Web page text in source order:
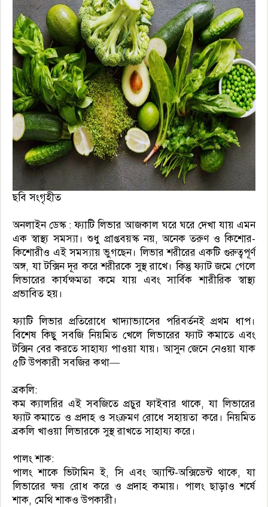
ছবি সংগৃহীত
অনলাইন ডেস্ক : ফ্যাটি লিভার আজকাল ঘরে ঘরে দেখা যায় এমন
এক স্বাস্থ্য সমস্যা। শুধু প্রাপ্তবয়স্ক নয়, অনেক তরুণ ও কিশোর-
কিশোরীও এই সমস্যায় ভুগছেন। লিভার শরীরের একটি গুরুত্বপূর্ণ
অঙ্গ, যা টক্সিন দূর করে শরীরকে সুস্থ রাখে। কিন্তু ফ্যাট জমে গেলে
লিভারের কার্যক্ষমতা কমে যায় এবং সার্বিক শারীরিক স্বাস্থ্য
প্রভাবিত হয়।
ফ্যাটি লিভার প্রতিরোধে খাদ্যাভ্যাসের পরিবর্তনই প্রথম ধাপ।
বিশেষ কিছু সবজি নিয়মিত খেলে লিভারের ফ্যাট কমাতে এবং
টক্সিন বের করতে সাহায্য পাওয়া যায়। আসুন জেনে নেওয়া যাক
৫টি উপকারী সবজির কথা—
ব্রকলি:
কম ক্যালরির এই সবজিতে প্রচুর ফাইবার থাকে, যা লিভারের
ফ্যাট কমাতে ও প্রদাহ ও সংক্রমণ রোধে সহায়তা করে। নিয়মিত
ব্রকলি খাওয়া লিভারকে সুস্থ রাখতে সাহায্য করে।
পালং শাক:
পালং শাকে ভিটামিন ই, সি এবং অ্যান্টি-অক্সিডেন্ট থাকে, যা
লিভারের ক্ষয় রোধ করে ও প্রদাহ কমায়। পালং ছাড়াও শর্ষে
শাক, মেথি শাকও উপকারী।